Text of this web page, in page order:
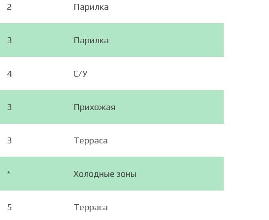
2 Парилка
3 Парилка
4 С/У
3 Прихожая
3 Терраса
* Холодные зоны
5 Терраса